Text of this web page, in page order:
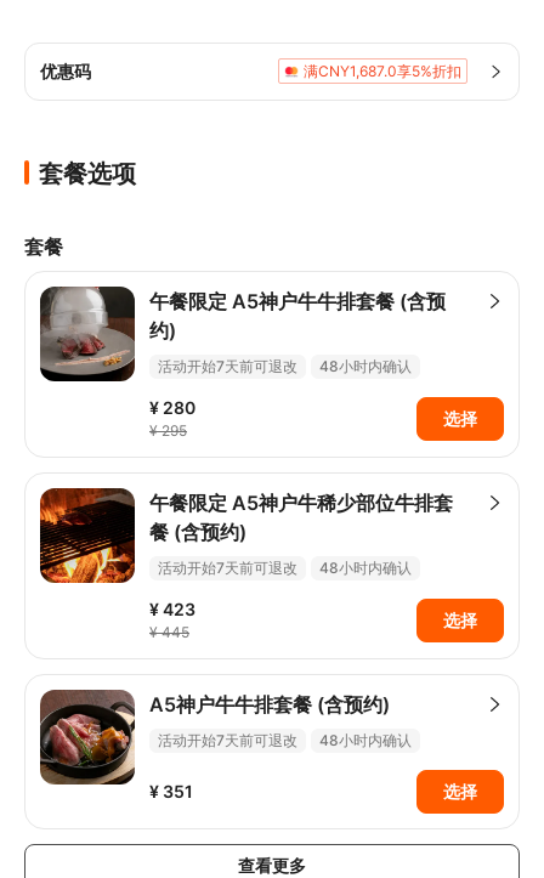
情享受特别的日子或与重要人物共进的美好
餐食
优惠码 满CNY1,687.0享5%折扣
套餐选项
套餐
午餐限定 A5神户牛牛排套餐 (含预
约)
活动开始7天前可退改
48小时内确认
¥ 280
¥ 295
选择
午餐限定 A5神户牛稀少部位牛排套
餐 (含预约)
活动开始7天前可退改
48小时内确认
¥ 423
¥ 445
选择
A5神户牛牛排套餐 (含预约)
活动开始7天前可退改
48小时内确认
¥ 351 选择
查看更多